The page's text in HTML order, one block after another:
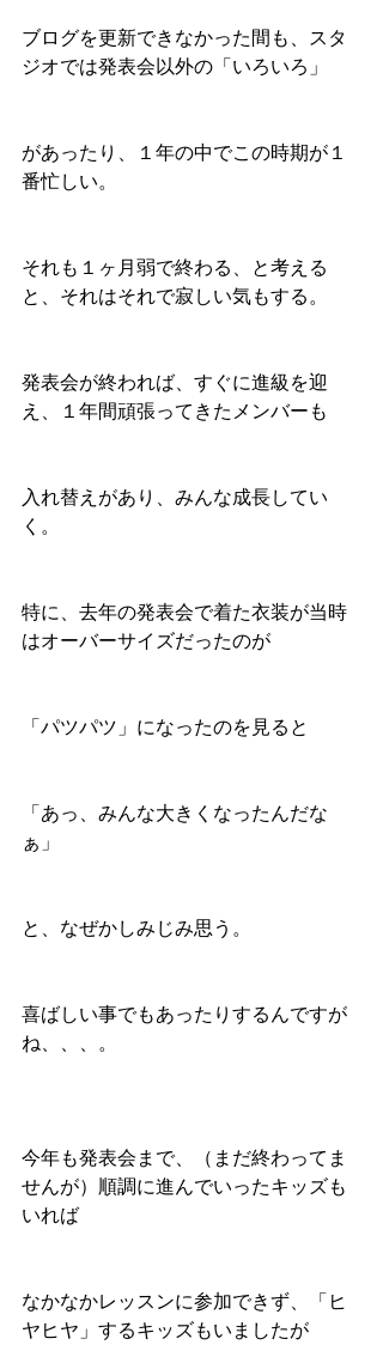
ブログを更新できなかった間も、スタ
ジオでは発表会以外の「いろいろ」
があったり、１年の中でこの時期が１
番忙しい。
それも１ヶ月弱で終わる、と考える
と、それはそれで寂しい気もする。
発表会が終われば、すぐに進級を迎
え、１年間頑張ってきたメンバーも
入れ替えがあり、みんな成長してい
く。
特に、去年の発表会で着た衣装が当時
はオーバーサイズだったのが
「パツパツ」になったのを見ると
「あっ、みんな大きくなったんだな
ぁ」
と、なぜかしみじみ思う。
喜ばしい事でもあったりするんですが
ね、、、。
今年も発表会まで、（まだ終わってま
せんが）順調に進んでいったキッズも
いれば
なかなかレッスンに参加できず、「ヒ
ヤヒヤ」するキッズもいましたが